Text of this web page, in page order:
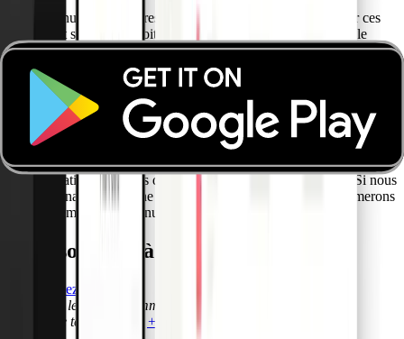
Les contenus et les œuvres créés par les exploitants du site sur ces
pages sont soumis au droit d'auteur allemand. La duplication, le
traitement, la distribution ou toute forme de commercialisation de ce
matériel au-delà du champ d'application de la loi sur le droit d'auteur
nécessite l'accord écrit préalable de son auteur ou créateur respectif.
Les téléchargements et les copies de ce site ne sont autorisés que
pour un usage privé et non commercial. Dans la mesure où le
contenu de ce site n'a pas été créé par l'exploitant, les droits d'auteur
de tiers sont respectés. En particulier, les contenus de tiers sont
identifiés comme tels. Si vous deviez néanmoins avoir connaissance
d'une violation des droits d'auteur, veuillez nous en informer. Si nous
avons connaissance d'une quelconque infraction, nous supprimerons
immédiatement ce contenu.
Nous sommes là pour vous.
Commencez
Contactez le service commercial
Assistance téléphonique
+33 (0)1 89 19 84 17